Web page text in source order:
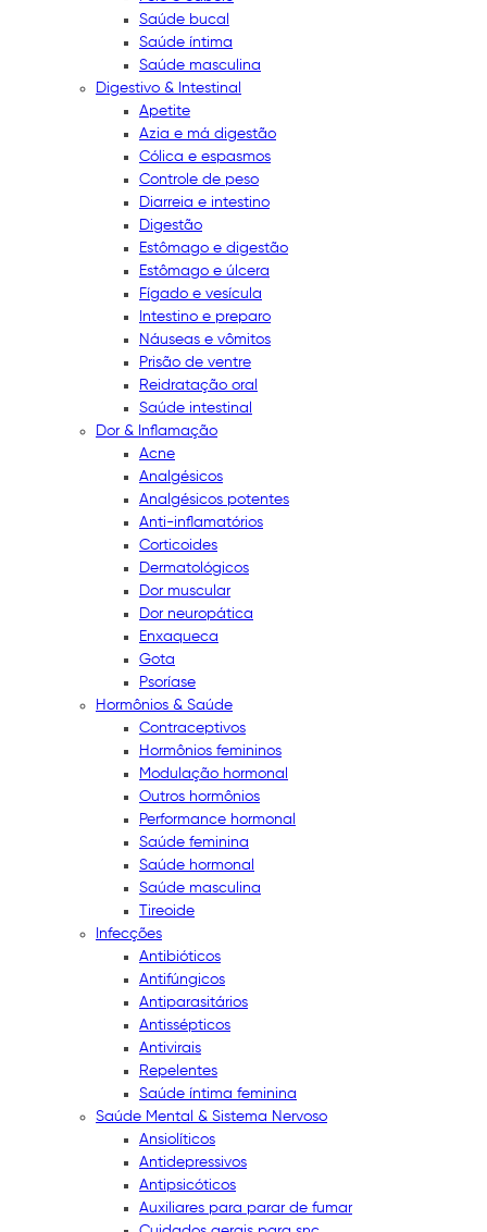
Saúde bucal
Saúde íntima
Saúde masculina
Digestivo & Intestinal
Apetite
Azia e má digestão
Cólica e espasmos
Controle de peso
Diarreia e intestino
Digestão
Estômago e digestão
Estômago e úlcera
Fígado e vesícula
Intestino e preparo
Náuseas e vômitos
Prisão de ventre
Reidratação oral
Saúde intestinal
Dor & Inflamação
Acne
Analgésicos
Analgésicos potentes
Anti-inflamatórios
Corticoides
Dermatológicos
Dor muscular
Dor neuropática
Enxaqueca
Gota
Psoríase
Hormônios & Saúde
Contraceptivos
Hormônios femininos
Modulação hormonal
Outros hormônios
Performance hormonal
Saúde feminina
Saúde hormonal
Saúde masculina
Tireoide
Infecções
Antibióticos
Antifúngicos
Antiparasitários
Antissépticos
Antivirais
Repelentes
Saúde íntima feminina
Saúde Mental & Sistema Nervoso
Ansiolíticos
Antidepressivos
Antipsicóticos
Auxiliares para parar de fumar